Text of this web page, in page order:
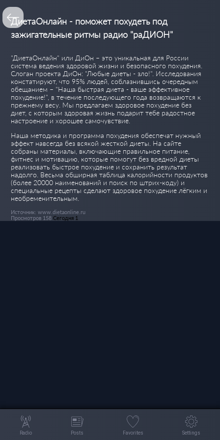
ДиетаОнлайн - поможет похудеть под
зажигательные ритмы радио "раДИОН"
"ДиетаОнлайн" или ДиОн – это уникальная для России
система ведения здоровой жизни и безопасного похудения.
Слоган проекта ДиОн: "Любые диеты - зло!". Исследования
констатируют, что 95% людей, соблазнившись очередным
обещанием – "Наша быстрая диета - ваше эффективное
похудение!", в течение последующего года возвращаются к
прежнему весу. Мы предлагаем здоровое похудение без
диет, с которым здоровая жизнь подарит тебе радостное
настроение и хорошее самочувствие.
Наша методика и программа похудения обеспечат нужный
эффект навсегда без всякой жесткой диеты. На сайте
собраны материалы, включающие правильное питание,
фитнес и мотивацию, которые помогут без вредной диеты
реализовать быстрое похудение и сохранить результат
надолго. Весьма обширная таблица калорийности продуктов
(более 20000 наименований и поиск по штрих-коду) и
специальные рецепты сделают здоровое похудение лёгким и
необременительным.
Источник: www.dietaonline.ru
Просмотров 158 Сегодня 1
Radio Posts Favorites Settings